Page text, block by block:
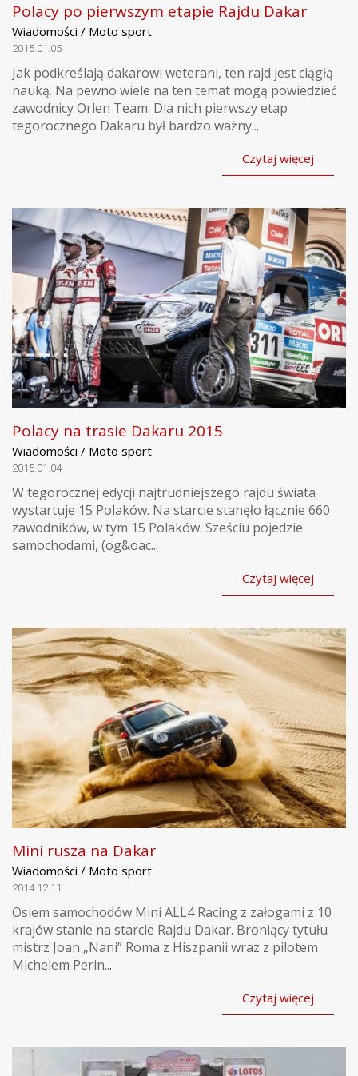
Polacy po pierwszym etapie Rajdu Dakar
Wiadomości / Moto sport
2015.01.05
Jak podkreślają dakarowi weterani, ten rajd jest ciągłą
nauką. Na pewno wiele na ten temat mogą powiedzieć
zawodnicy Orlen Team. Dla nich pierwszy etap
tegorocznego Dakaru był bardzo ważny...
Czytaj więcej
Polacy na trasie Dakaru 2015
Wiadomości / Moto sport
2015.01.04
W tegorocznej edycji najtrudniejszego rajdu świata
wystartuje 15 Polaków. Na starcie stanęło łącznie 660
zawodników, w tym 15 Polaków. Sześciu pojedzie
samochodami, (og&oac...
Czytaj więcej
Mini rusza na Dakar
Wiadomości / Moto sport
2014.12.11
Osiem samochodów Mini ALL4 Racing z załogami z 10
krajów stanie na starcie Rajdu Dakar. Broniący tytułu
mistrz Joan „Nani” Roma z Hiszpanii wraz z pilotem
Michelem Perin...
Czytaj więcej